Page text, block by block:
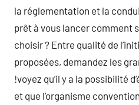
la réglementation et la
prêt à vous lancer comment
choisir ? Entre qualité de
proposées, demandez les
!voyez qu’il y a la possibilité
et que l’organisme